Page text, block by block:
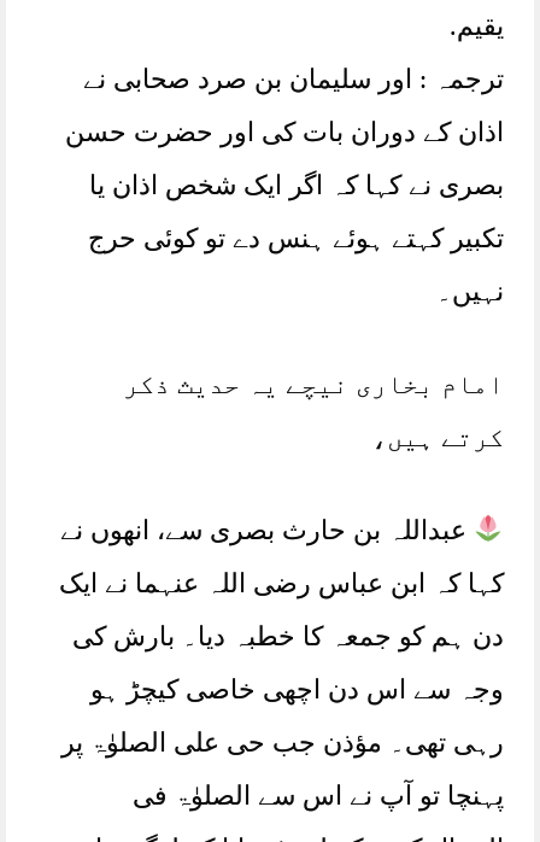
يقيم.
ترجمہ : اور سلیمان بن صرد صحابی نے
اذان کے دوران بات کی اور حضرت حسن
بصری نے کہا کہ اگر ایک شخص اذان یا
تکبیر کہتے ہوئے ہنس دے تو کوئی حرج
نہیں۔
امام بخاری نیچے یہ حدیث ذکر
کرتے ہیں،
عبداللہ بن حارث بصری سے، انھوں نے
کہا کہ ابن عباس رضی اللہ عنہما نے ایک
دن ہم کو جمعہ کا خطبہ دیا۔ بارش کی
وجہ سے اس دن اچھی خاصی کیچڑ ہو
رہی تھی۔ مؤذن جب حی علی الصلوٰۃ پر
پہنچا تو آپ نے اس سے الصلوٰۃ فی